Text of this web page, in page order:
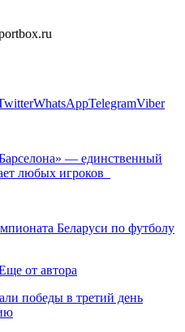
WhatsAppTelegramViber
— единственный
любых игроков
Беларуси по футболу
от автора
победы в третий день